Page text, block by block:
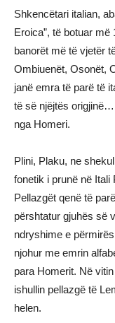
Shkencëtari italian,
Eroica”, të botuar
banorët më të vjetër
Ombiuenët, Osonët,
janë emra të parë të
të së njëjtës
nga Homeri.
Plini, Plaku, ne
fonetik i prunë në Itali
Pellazgët qenë të
përshtatur gjuhës së
ndryshime e
njohur me emrin
para Homerit. Në
ishullin pellazgë të
helen.